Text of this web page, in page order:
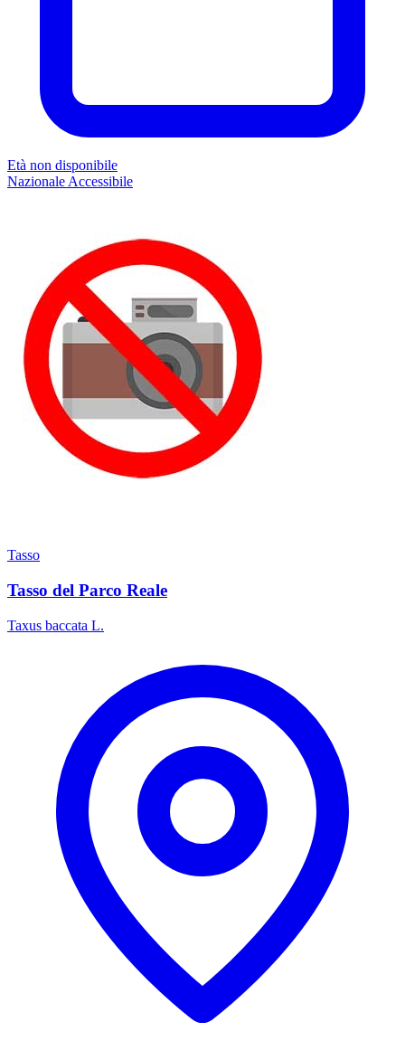
Età non disponibile
Nazionale Accessibile
Tasso
Tasso del Parco Reale
Taxus baccata L.